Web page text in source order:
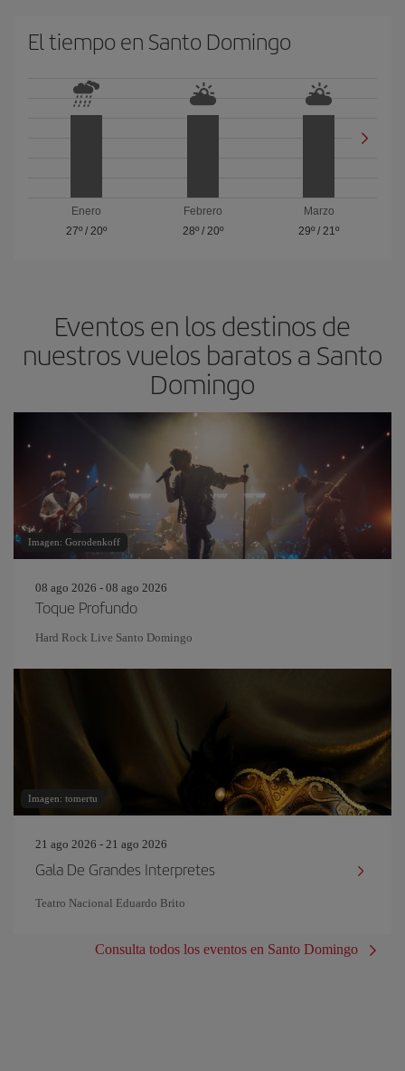
El tiempo en Santo Domingo
Enero
27º/ 20º
Febrero
28º/ 20º
Marzo
29º /21º
Eventos en los destinos de
nuestros vuelos baratos a Santo
Domingo
Imagen: Gorodenkoff
08 ago 2026 - 08 ago 2026
Toque Profundo
Hard Rock Live Santo Domingo
Imagen: tomertu
21 ago 2026 - 21 ago 2026
Gala De Grandes Interpretes
Teatro Nacional Eduardo Brito
Consulta todos los eventos en Santo Domingo